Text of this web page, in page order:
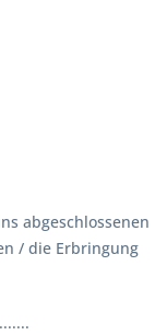
abgeschlossenen
/ die Erbringung